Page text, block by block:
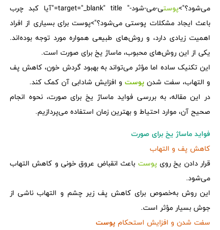
می‌شود؟">پوست
ی-می-شود-" target="_blank" title="آیا کبد چرب
باعث ایجاد مشکلات پوستی می‌شود؟">پوست برای بسیاری از افراد
اهمیت زیادی دارد، و روش‌های طبیعی همواره مورد توجه بوده‌اند.
یکی از این روش‌های محبوب، ماساژ یخ برای صورت است.
این تکنیک ساده اما مؤثر می‌تواند به بهبود گردش خون، کاهش پف
و التهاب، سفت شدن پوست و افزایش شادابی آن کمک کند.
در این مقاله، به بررسی فواید ماساژ یخ برای صورت، نحوه انجام
صحیح آن، موارد احتیاط و بهترین زمان استفاده می‌پردازیم.
فواید ماساژ یخ برای صورت
کاهش پف و التهاب
قرار دادن یخ روی پوست باعث انقباض عروق خونی و کاهش التهاب
می‌شود.
این روش به‌خصوص برای کاهش پف زیر چشم و التهاب ناشی از
جوش بسیار مؤثر است.
سفت شدن و افزایش استحکام پوست